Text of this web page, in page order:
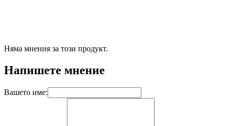
Няма мнения за този продукт.
Напишете мнение
Вашето име: